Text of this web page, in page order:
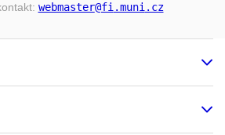
webmaster@fi.muni.cz